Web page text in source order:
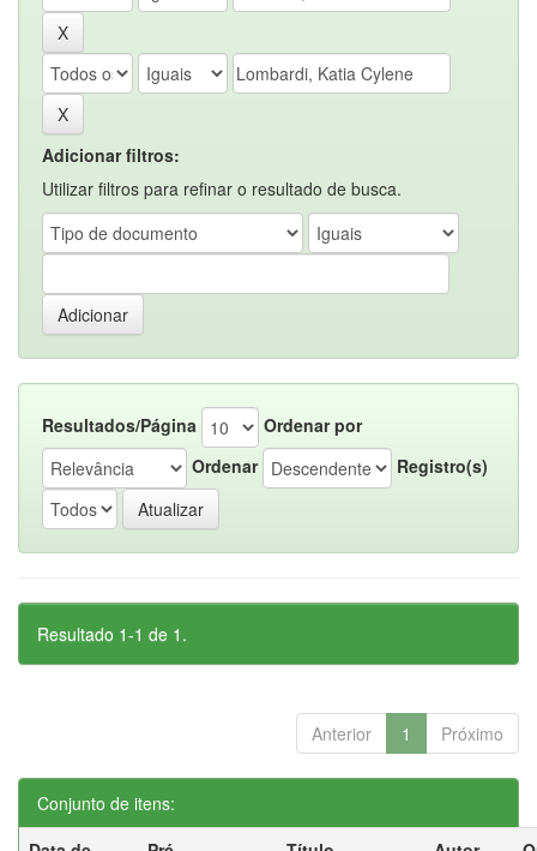
Adicionar filtros:
Utilizar filtros para refinar o resultado de busca.
Resultados/Página
Ordenar por
Ordenar
Registro(s)
Resultado 1-1 de 1.
Anterior 1 Próximo
Conjunto de itens: